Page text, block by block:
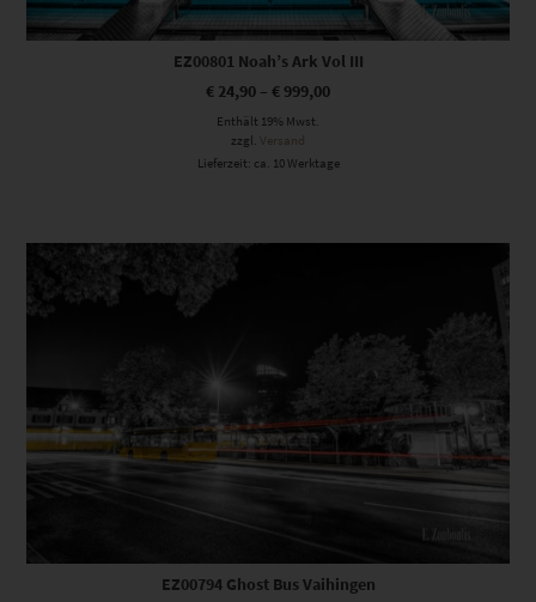
EZ00801 Noah’s Ark Vol III
€ 24,90 – € 999,00
Enthält 19% Mwst.
zzgl. Versand
Lieferzeit: ca. 10 Werktage
Dieses Produkt weist mehrere Varianten auf. Die Optionen können auf der Produktseite gewählt werden
EZ00794 Ghost Bus Vaihingen